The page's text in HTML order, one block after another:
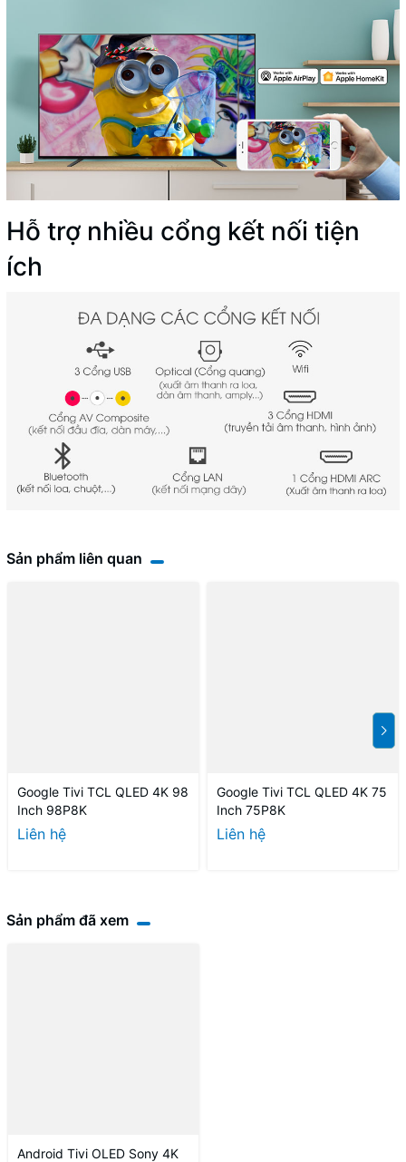
Hỗ trợ nhiều cổng kết nối tiện
ích
Sản phẩm liên quan
Google Tivi TCL QLED 4K 98
Inch 98P8K
Liên hệ
Google Tivi TCL QLED 4K 75
Inch 75P8K
Liên hệ
Sản phẩm đã xem
Android Tivi OLED Sony 4K